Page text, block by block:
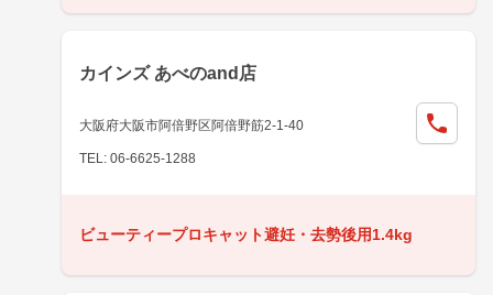
カインズ あべのand店
大阪府大阪市阿倍野区阿倍野筋2-1-40
TEL: 06-6625-1288
ビューティープロキャット避妊・去勢後用1.4kg